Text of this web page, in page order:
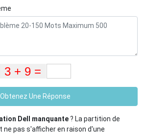
Obtenez Une Réponse
Dell manquante? La partition de
ne pas s'afficher en raison d'une